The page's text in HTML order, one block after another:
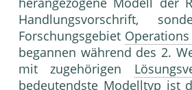
Handlungsvorschrift,
Forschungsgebiet Operations
begannen während des 2.
mit zugehörigen
bedeutendste Modelltyp ist